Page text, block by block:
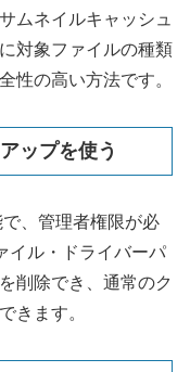
ムネイルキャッシュ
対象ファイルの種類
性の高い方法です。
ップを使う
、管理者権限が必
イル・ドライバーパ
削除でき、通常のク
きます。